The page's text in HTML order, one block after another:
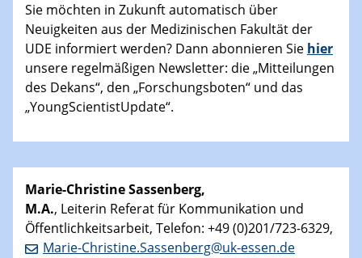
Sie möchten in Zukunft automatisch über
Neuigkeiten aus der Medizinischen Fakultät der
UDE informiert werden? Dann abonnieren Sie hier
unsere regelmäßigen Newsletter: die „Mitteilungen
des Dekans“, den „Forschungsboten“ und das
„YoungScientistUpdate“.
Marie-Christine Sassenberg,
M.A., Leiterin Referat für Kommunikation und
Öffentlichkeitsarbeit, Telefon: +49 (0)201/723-6329,
Marie-Christine.Sassenberg@uk-essen.de